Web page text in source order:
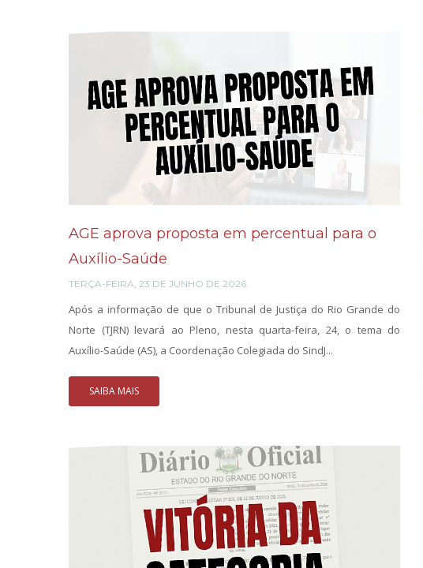
AGE aprova proposta em percentual para o
Auxílio-Saúde
TERÇA-FEIRA, 23 DE JUNHO DE 2026.
Após a informação de que o Tribunal de Justiça do Rio Grande do
Norte (TJRN) levará ao Pleno, nesta quarta-feira, 24, o tema do
Auxílio-Saúde (AS), a Coordenação Colegiada do SindJ...
SAIBA MAIS